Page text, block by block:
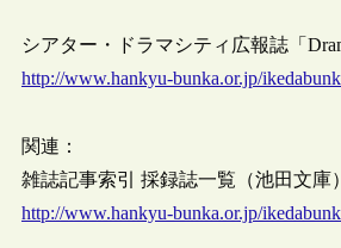
シアター・ドラマシティ広報誌「
http://www.hankyu-bunka.or.jp/
関連：
雑誌記事索引 採録誌一覧（池田文庫）
http://www.hankyu-bunka.or.jp/